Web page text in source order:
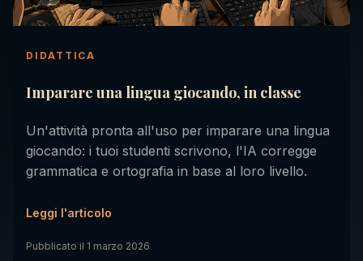
DIDATTICA
Imparare una lingua giocando, in classe
Un'attività pronta all'uso per imparare una lingua
giocando: i tuoi studenti scrivono, l'IA corregge
grammatica e ortografia in base al loro livello.
Leggi l'articolo
Pubblicato il 1 marzo 2026